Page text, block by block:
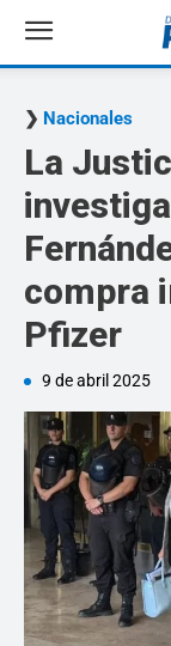
Nacionales
La
compra
Pfizer
9 de abril 2025